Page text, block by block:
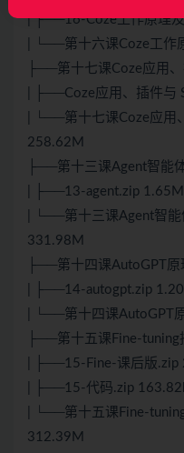
| ├──16-Coze工作原理
| └──第十六课Coze工作
├──第十七课Coze应用
| ├──Coze应用、插件与
| └──第十七课Coze应用
258.62M
├──第十三课Agent智能
| ├──13-agent.zip 1.65M
| └──第十三课Agent智
331.98M
├──第十四课AutoGPT原
| ├──14-autogpt.zip
| └──第十四课AutoGPT
├──第十五课Fine-tuning
| ├──15-Fine-课后版.zip
| ├──15-代码.zip
| └──第十五课Fine-
312.39M